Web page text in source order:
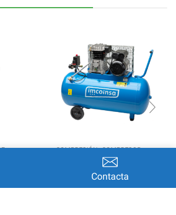
COMPRESIÓN,COMPRESOR
Compresor eléctrico
Imcoinsa 04433
Contacta